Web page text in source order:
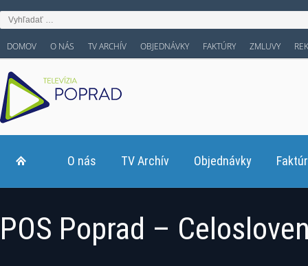
DOMOV O NÁS TV ARCHÍV OBJEDNÁVKY FAKTÚRY ZMLUVY
O nás TV Archív Objednávky
POS Poprad –